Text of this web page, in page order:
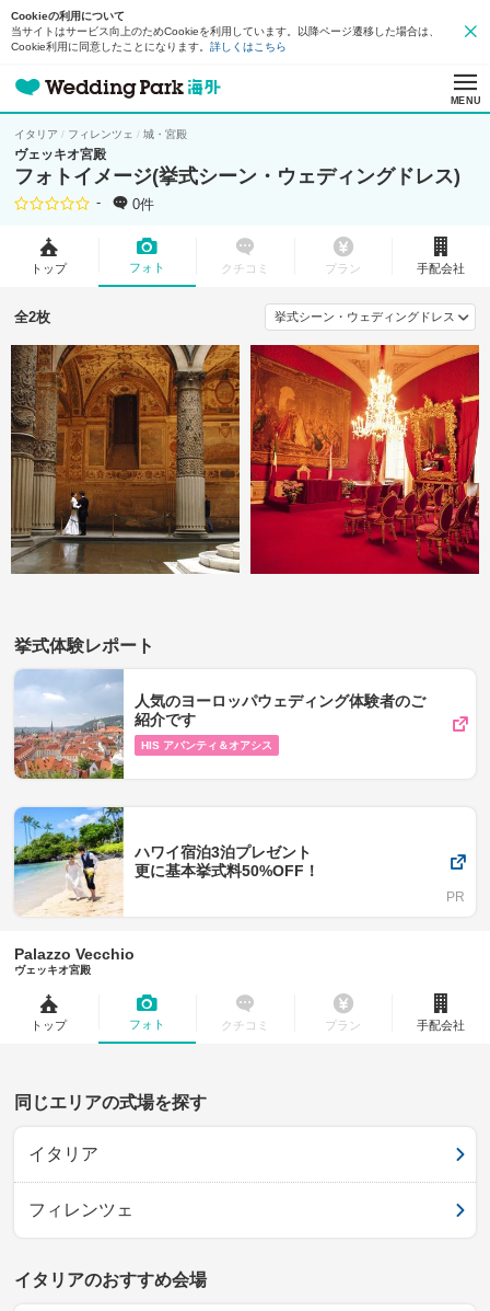
Cookieの利用について
当サイトはサービス向上のためCookieを利用しています。以降ページ遷移した場合は、
Cookie利用に同意したことになります。 詳しくはこちら
MENU
イタリア フィレンツェ 城・宮殿
ヴェッキオ宮殿
フォトイメージ(挙式シーン・ウェディングドレス)
- 0件
トップ フォト クチコミ プラン 手配会社
全2枚
挙式体験レポート
人気のヨーロッパウェディング体験者のご
紹介です
HIS アバンティ＆オアシス
ハワイ宿泊3泊プレゼント
更に基本挙式料50%OFF！
Palazzo Vecchio
ヴェッキオ宮殿
トップ フォト クチコミ プラン 手配会社
同じエリアの式場を探す
イタリア
フィレンツェ
イタリアのおすすめ会場